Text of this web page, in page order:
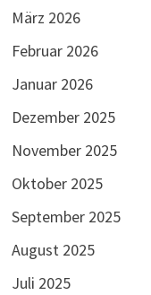
März 2026
Februar 2026
Januar 2026
Dezember 2025
November 2025
Oktober 2025
September 2025
August 2025
Juli 2025